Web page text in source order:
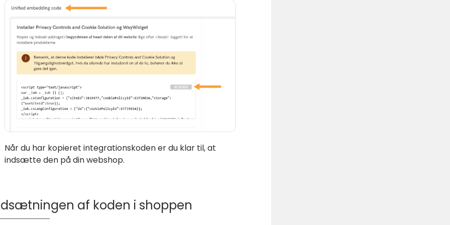
Når du har kopieret integrationskoden er du klar til, at
indsætte den på din webshop.
af koden i shoppen